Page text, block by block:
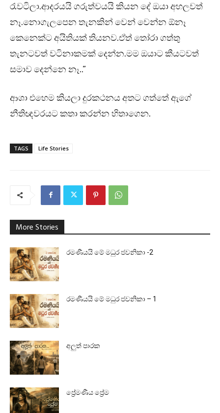
රැවටිලා.ආදරයයි ගරුත්වයයි කියන දේ ඔයා අහලවත්
නෑ.නොගැලපෙන තැනකින් වෙන් වෙන්න ඕනෑ
කෙනෙක්ට අයිතියක් තියනව.ඒත් තෝරා ගත්තු
තැනටවත් වටිනාකමක් දෙන්න.මම ඔයාට කීයටවත්
සමාව දෙන්නෙ නෑ..”
ආශා එහෙම කියලා දුරකථනය අතට ගත්තේ ඇගේ
නීතිඥවරයට කතා කරන්න හිතාගෙන.
TAGS Life Stories
More Stories
රමණීයයි මේ මධුර ජවනිකා -2
රමණීයයි මේ මධුර ජවනිකා – 1
අලුත් පාරක
ප්‍රේමණීය ප්‍රේම